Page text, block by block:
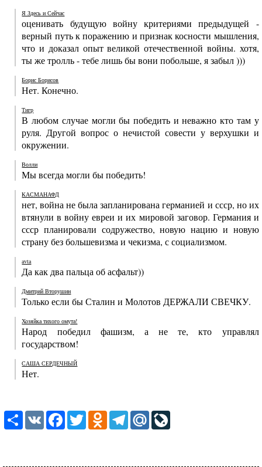
Я Здесь и Сейчас
оценивать будущую войну критериями предыдущей -
верный путь к поражению и признак косности мышления,
что и доказал опыт великой отечественной войны. хотя,
ты же тролль - тебе лишь бы вони побольше, я забыл )))
Борис Борисов
Нет. Конечно.
Тигр
В любом случае могли бы победить и неважно кто там у
руля. Другой вопрос о нечистой совести у верхушки и
окружении.
Волли
Мы всегда могли бы победить!
КАСМАНАФД
нет, война не была запланирована германией и ссср, но их
втянули в войну евреи и их мировой заговор. Германия и
ссср планировали содружество, новую нацию и новую
страну без большевизма и чекизма, с социализмом.
avta
Да как два пальца об асфальт))
Дмитрий Вторушин
Только если бы Сталин и Молотов ДЕРЖАЛИ СВЕЧКУ.
Хозяйка тихого омута!
Народ победил фашизм, а не те, кто управлял
государством!
САША СЕРДЕЧНЫЙ
Нет.
ShareVK FacebookTwitterOdnoklassniki
TelegramMail.Ru